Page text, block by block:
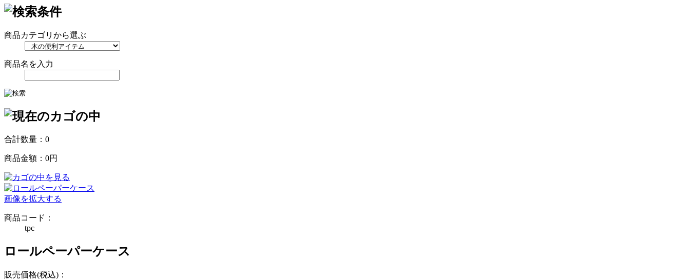
商品カテゴリから選ぶ
商品名を入力
合計数量： 0
商品金額： 0円
画像を拡大する
商品コード：
tpc
ロールペーパーケース
販売価格(税込)：